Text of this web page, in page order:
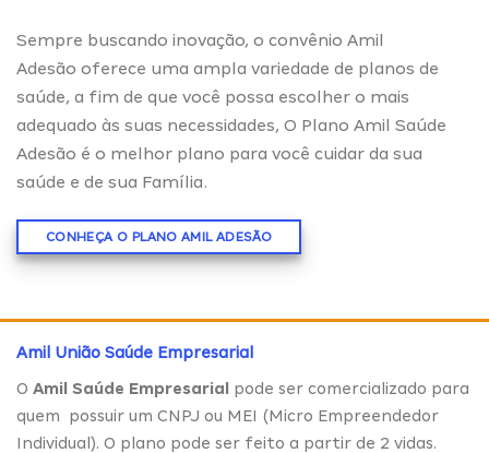
Sempre buscando inovação, o convênio Amil
Adesão oferece uma ampla variedade de planos de
saúde, a fim de que você possa escolher o mais
adequado às suas necessidades, O Plano Amil Saúde
Adesão é o melhor plano para você cuidar da sua
saúde e de sua Família.
CONHEÇA O PLANO AMIL ADESÃO
Amil União Saúde Empresarial
O Amil Saúde Empresarial
pode ser comercializado para
quem possuir um CNPJ ou MEI (Micro Empreendedor
Individual). O plano pode ser feito a partir de 2 vidas.